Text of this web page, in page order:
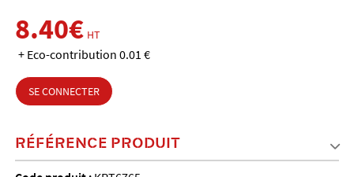
8.40€ HT
+ Eco-contribution 0.01 €
SE CONNECTER
RÉFÉRENCE PRODUIT